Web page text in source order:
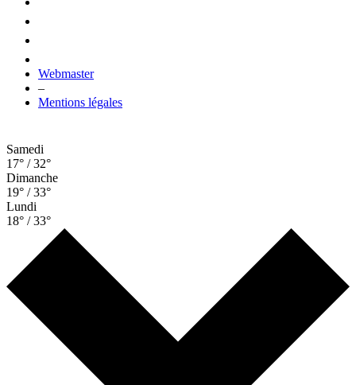
Webmaster
–
Mentions légales
Samedi
17° / 32°
Dimanche
19° / 33°
Lundi
18° / 33°